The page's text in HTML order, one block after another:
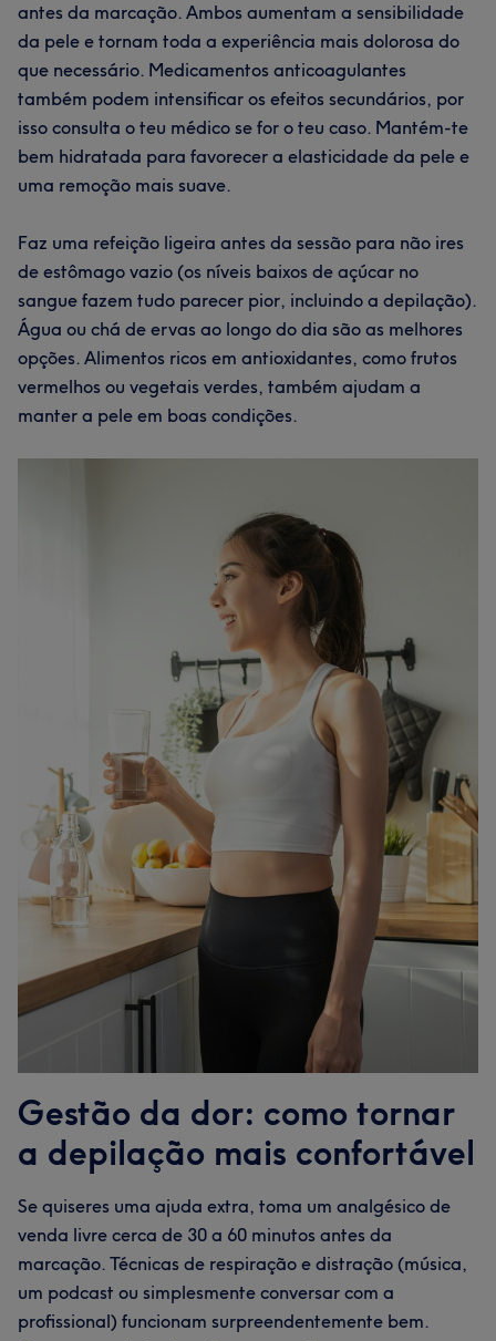
antes da marcação. Ambos aumentam a sensibilidade
da pele e tornam toda a experiência mais dolorosa do
que necessário. Medicamentos anticoagulantes
também podem intensificar os efeitos secundários, por
isso consulta o teu médico se for o teu caso. Mantém-te
bem hidratada para favorecer a elasticidade da pele e
uma remoção mais suave.
Faz uma refeição ligeira antes da sessão para não ires
de estômago vazio (os níveis baixos de açúcar no
sangue fazem tudo parecer pior, incluindo a depilação).
Água ou chá de ervas ao longo do dia são as melhores
opções. Alimentos ricos em antioxidantes, como frutos
vermelhos ou vegetais verdes, também ajudam a
manter a pele em boas condições.
Gestão da dor: como tornar
a depilação mais confortável
Se quiseres uma ajuda extra, toma um analgésico de
venda livre cerca de 30 a 60 minutos antes da
marcação. Técnicas de respiração e distração (música,
um podcast ou simplesmente conversar com a
profissional) funcionam surpreendentemente bem.